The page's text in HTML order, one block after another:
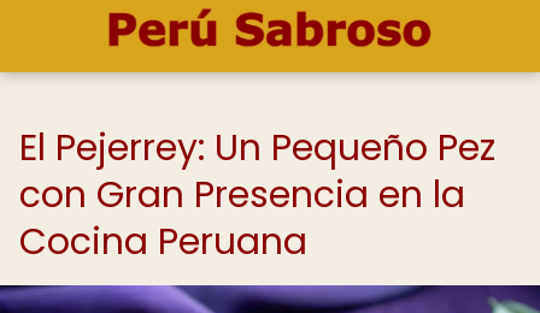
El Pejerrey: Un Pequeño Pez
con Gran Presencia en la
Cocina Peruana